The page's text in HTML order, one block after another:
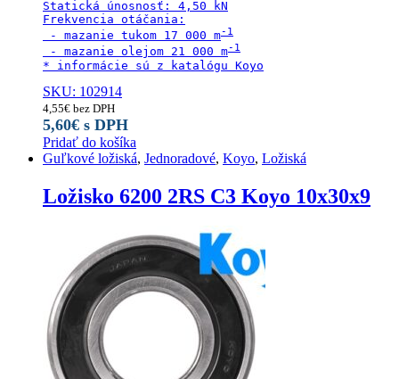
Statická únosnosť: 4,50 kN
Frekvencia otáčania:
- mazanie tukom 17 000 m
- mazanie olejom 21 000 m
* informácie sú z katalógu Koyo
SKU: 102914
4,55€ bez DPH
5,60€ s DPH
Pridať do košíka
Guľkové ložiská, Jednoradové, Koyo, Ložiská
Ložisko 6200 2RS C3 Koyo 10x30x9